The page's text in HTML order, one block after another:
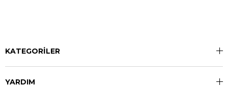
KATEGORİLER
YARDIM